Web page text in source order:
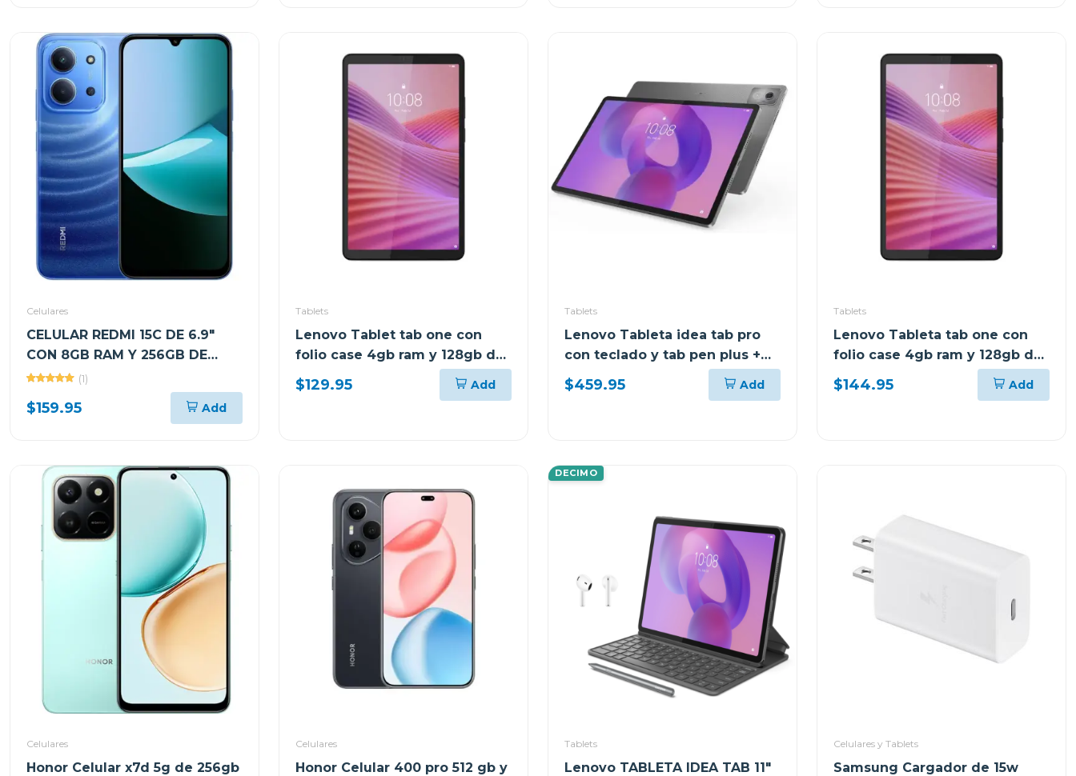
Celulares
CELULAR REDMI 15C DE 6.9"
CON 8GB RAM Y 256GB DE
ALMACENAMIENTO COLOR
(1)
$159.95 Add
Tablets
Lenovo Tablet tab one con
folio case 4gb ram y 128gb de
almacenamiento wifi gris 113
tb305fu
$129.95 Add
Tablets
Lenovo Tableta idea tab pro
con teclado y tab pen plus +
moto buds 8gb de ram y 256
gb
$459.95 Add
Tablets
Lenovo Tableta tab one con
folio case 4gb ram y 128gb de
almacenamiento lte gris 10147
tb305xu
$144.95 Add
Celulares
Honor Celular x7d 5g de 256gb
Celulares
Honor Celular 400 pro 512 gb y
DECIMO
Tablets
Lenovo TABLETA IDEA TAB 11"
Celulares y Tablets
Samsung Cargador de 15w